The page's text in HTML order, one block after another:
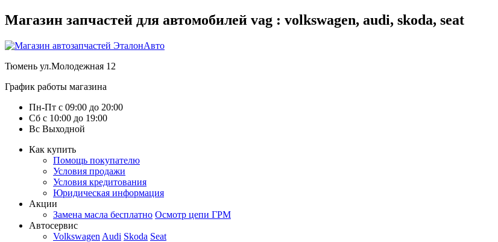
Магазин запчастей для автомобилей vag : volkswagen, audi, skoda, seat
Тюмень ул.Молодежная 12
График работы магазина
Пн-Пт с 09:00 до 20:00
Сб с 10:00 до 19:00
Вс Выходной
Как купить
Помощь покупателю
Условия продажи
Условия кредитования
Юридическая информация
Акции
Замена масла бесплатно Осмотр цепи ГРМ
Автосервис
Volkswagen Audi Skoda Seat